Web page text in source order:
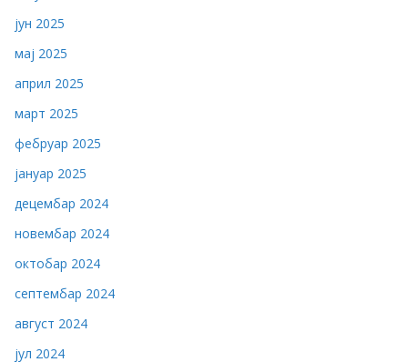
јун 2025
мај 2025
април 2025
март 2025
фебруар 2025
јануар 2025
децембар 2024
новембар 2024
октобар 2024
септембар 2024
август 2024
јул 2024